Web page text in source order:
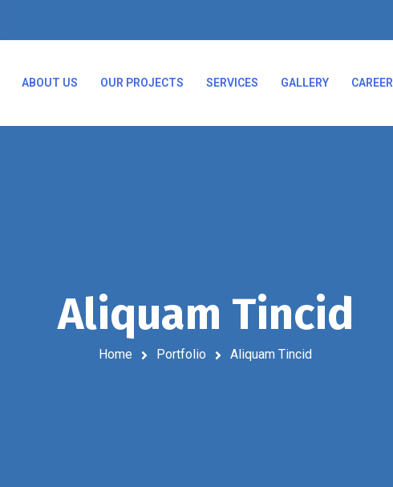
ABOUT US OUR PROJECTS SERVICES GALLERY CAREER
Aliquam Tincid
Home Portfolio Aliquam Tincid